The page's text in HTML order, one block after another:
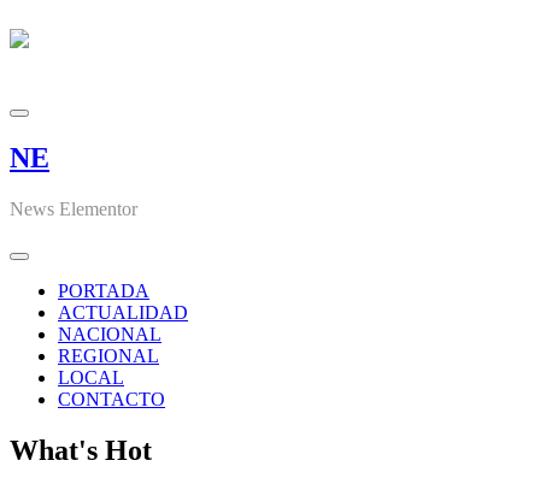
NE
News Elementor
PORTADA
ACTUALIDAD
NACIONAL
REGIONAL
LOCAL
CONTACTO
What's Hot